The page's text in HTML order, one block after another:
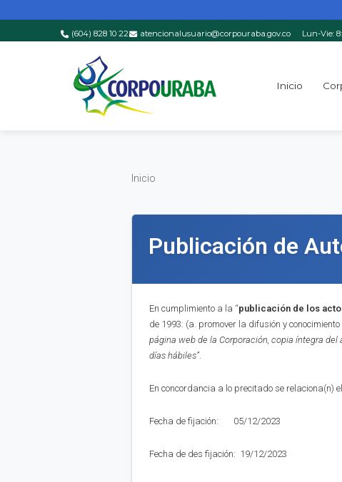
Saltar al contenido principal
(604) 828 10 22 atencionalusuario@corpouraba.gov.co Lun-Vie:
Inicio
Inicio
Inicio
Publicación de
En cumplimiento a la “publicación de los
de 1993: (a. promover la difusión y
página web de la Corporación, copia íntegra del
días hábiles”.
En concordancia a lo precitado se relaciona(n)
Fecha de fijación: 05/12/2023
Fecha de des fijación: 19/12/2023